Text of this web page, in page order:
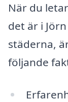
När du
det är i
städerna,
följande